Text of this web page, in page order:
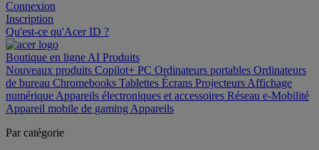
Connexion
Inscription
Qu'est-ce qu'Acer ID ?
Boutique en ligne AI Produits
Nouveaux produits Copilot+ PC Ordinateurs portables Ordinateurs
de bureau Chromebooks Tablettes Écrans Projecteurs Affichage
numérique Appareils électroniques et accessoires Réseau e-Mobilité
Appareil mobile de gaming Appareils
Par catégorie